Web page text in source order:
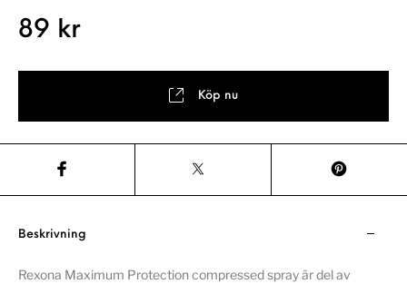
89 kr
Köp nu
Beskrivning
Rexona Maximum Protection compressed spray är del av